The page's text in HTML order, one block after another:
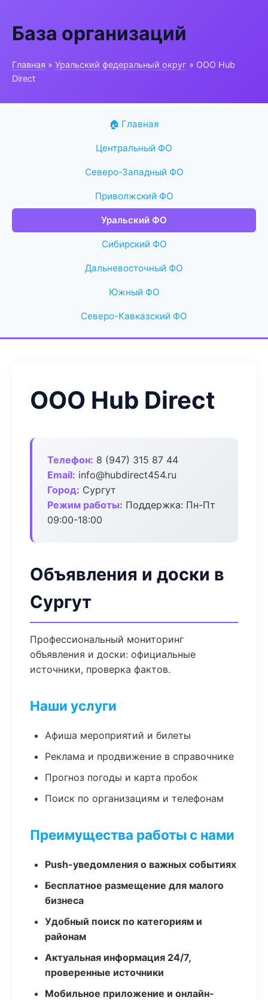
База организаций
Главная » Уральский федеральный округ » ООО Hub
Direct
🏠 Главная
Центральный ФО
Северо-Западный ФО
Приволжский ФО
Уральский ФО
Сибирский ФО
Дальневосточный ФО
Южный ФО
Северо-Кавказский ФО
ООО Hub Direct
Телефон: 8 (947) 315 87 44
Email: info@hubdirect454.ru
Город: Сургут
Режим работы: Поддержка: Пн-Пт
09:00-18:00
Объявления и доски в
Сургут
Профессиональный мониторинг
объявления и доски: официальные
источники, проверка фактов.
Наши услуги
Афиша мероприятий и билеты
Реклама и продвижение в справочнике
Прогноз погоды и карта пробок
Поиск по организациям и телефонам
Преимущества работы с нами
Push-уведомления о важных событиях
Бесплатное размещение для малого
бизнеса
Удобный поиск по категориям и
районам
Актуальная информация 24/7,
проверенные источники
Мобильное приложение и онлайн-